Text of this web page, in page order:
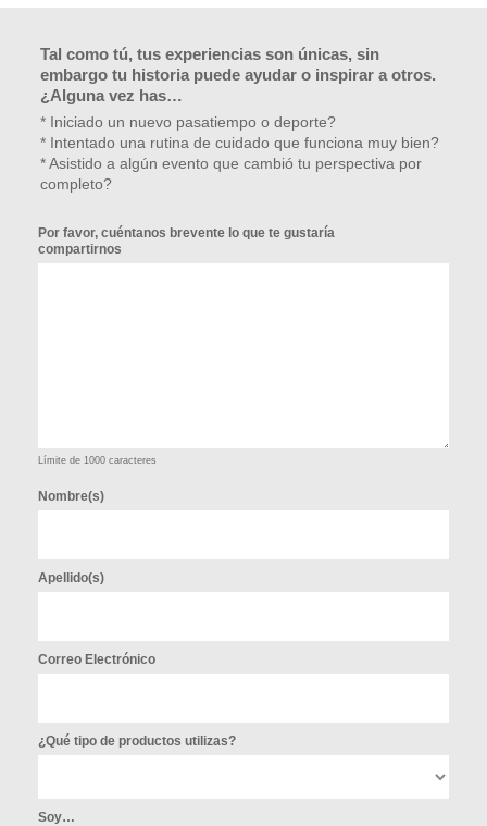
Tal como tú, tus experiencias son únicas, sin
embargo tu historia puede ayudar o inspirar a otros.
¿Alguna vez has…
* Iniciado un nuevo pasatiempo o deporte?
* Intentado una rutina de cuidado que funciona muy bien?
* Asistido a algún evento que cambió tu perspectiva por
completo?
Por favor, cuéntanos brevente lo que te gustaría
compartirnos
Límite de 1000 caracteres
Nombre(s)
Apellido(s)
Correo Electrónico
¿Qué tipo de productos utilizas?
Soy…